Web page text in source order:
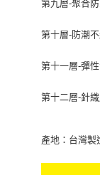
第九層-聚合
第十層-防潮
第十一層-彈
第十二層-針
產地：台灣製